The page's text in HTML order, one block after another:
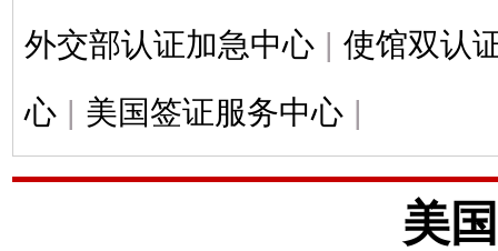
外交部认证加急中心 | 使馆双认
心 | 美国签证服务中心 |
美国